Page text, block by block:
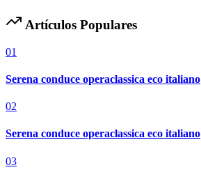
Artículos Populares
01
Serena conduce operaclassica eco italiano
02
Serena conduce operaclassica eco italiano
03